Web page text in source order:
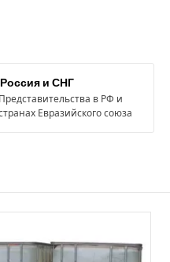
Россия и СНГ
Представительства в РФ и
Евразийского союза